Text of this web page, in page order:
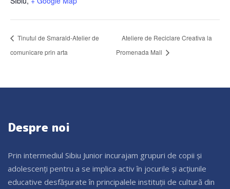
Tinutul de Smarald-Atelier de
comunicare prin arta
Ateliere de Reciclare Creativa la
Promenada Mall
Despre noi
Prin intermediul Sibiu Junior incurajam grupuri de copii și
adolescenți pentru a se implica activ în jocurile și acțiunile
educative desfășurate în principalele instituții de cultură din